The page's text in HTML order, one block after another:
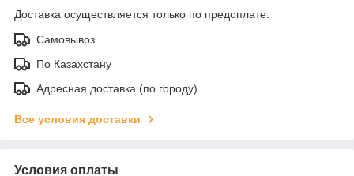
Доставка осуществляется только по предоплате.
Самовывоз
По Казахстану
Адресная доставка (по городу)
Все условия доставки
Условия оплаты